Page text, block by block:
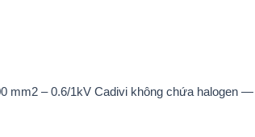
mm2 – 0.6/1kV Cadivi không chứa halogen